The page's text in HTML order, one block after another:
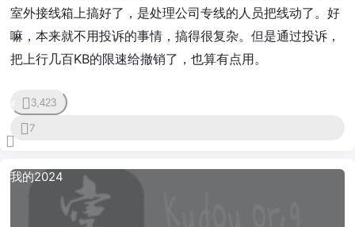
室外接线箱上搞好了，是处理公司专线的人员把线动了。好
嘛，本来就不用投诉的事情，搞得很复杂。但是通过投诉，
把上行几百KB的限速给撤销了，也算有点用。
3,423
7
我的2024